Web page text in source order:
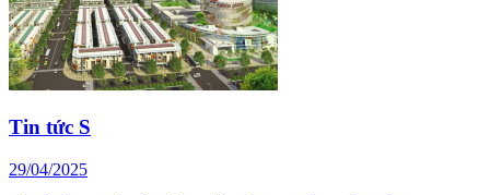
Tin tức S
29/04/2025